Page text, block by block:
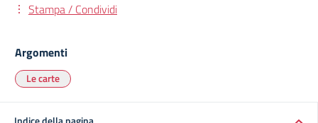
Stampa / Condividi
Argomenti
Le carte